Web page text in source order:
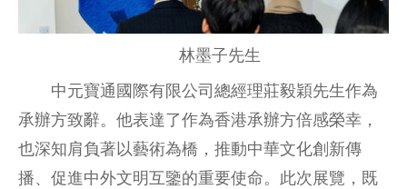
林墨子先生
中元寶通國際有限公司總經理莊毅穎先生作為
承辦方致辭。他表達了作為香港承辦方倍感榮幸，
也深知肩負著以藝術為橋，推動中華文化創新傳
播、促進中外文明互鑒的重要使命。此次展覽，既